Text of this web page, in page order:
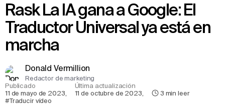
Rask La IA gana a Google: El
Traductor Universal ya está en
marcha
Donald Vermillion
Redactor de marketing
Publicado
11 de mayo de 2023,
Última actualización
11 de octubre de 2023, 3 min leer
#Traducir vídeo